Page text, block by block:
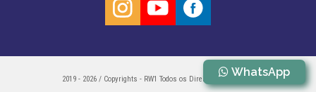
WhatsApp
2019 - 2026 / Copyrights - RW1 Todos os Direitos Reservados